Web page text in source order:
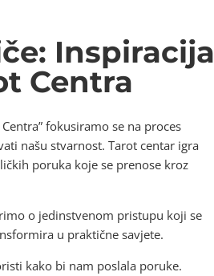
Inspiracija
Centra
fokusiramo se na proces
našu stvarnost. Tarot centar igra
poruka koje se prenose kroz
o jedinstvenom pristupu koji se
u praktične savjete.
kako bi nam poslala poruke.